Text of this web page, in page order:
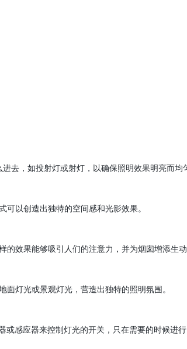
，如投射灯或射灯，以确保照明效果明亮而均匀
可以创造出独特的空间感和光影效果。
的效果能够吸引人们的注意力，并为烟囱增添生动和
面灯光或景观灯光，营造出独特的照明氛围。
或感应器来控制灯光的开关，只在需要的时候进行照